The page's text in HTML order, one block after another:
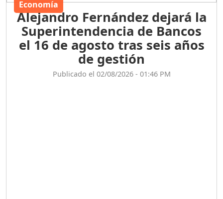
Economía
Alejandro Fernández dejará la
Superintendencia de Bancos
el 16 de agosto tras seis años
de gestión
Publicado el 02/08/2026 - 01:46 PM